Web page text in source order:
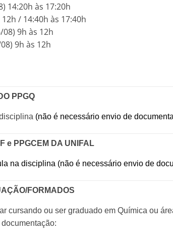
14:20h às 17:20h
/ 14:40h às 17:40h
9h às 12h
9h às 12h
PPGQ
(não é necessário envio de
e PPGCEM DA UNIFAL
na disciplina (não é necessário envio de
FORMADOS
cursando ou ser graduado em Química ou